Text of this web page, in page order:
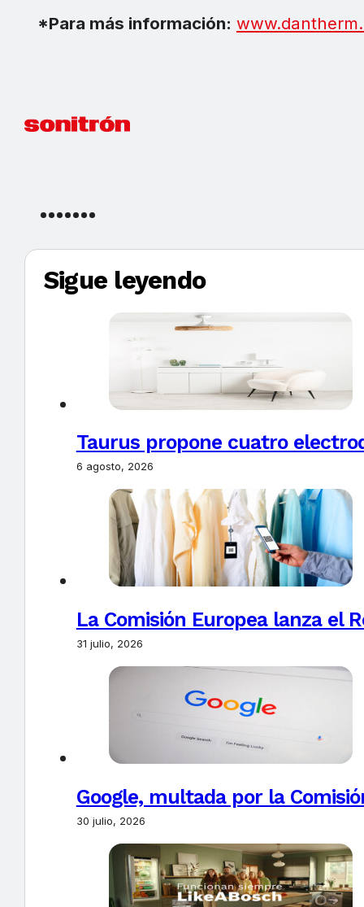
*Para más información:
Sigue leyendo
Taurus propone cuatro
6 agosto, 2026
La Comisión Europea lanza el
31 julio, 2026
Google, multada por la
30 julio, 2026